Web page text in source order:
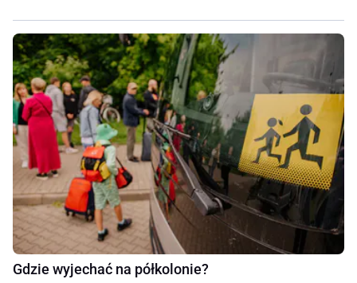
Gdzie wyjechać na półkolonie?